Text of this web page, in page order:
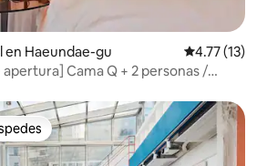
en Haeundae-gu Calificación
4.77 (13)
Cama Q + 2 personas /
piso muy alto / a 3 minutos de